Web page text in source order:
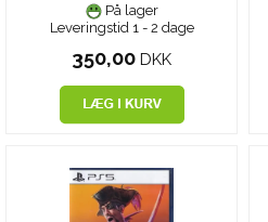
På lager
Leveringstid 1 - 2 dage
350,00 DKK